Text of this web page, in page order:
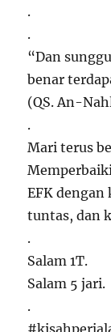
.
.
“Dan
benar
(QS. An-
.
Mari terus
EFK dengan
tuntas, dan
.
Salam 1T.
Salam 5 jari.
.